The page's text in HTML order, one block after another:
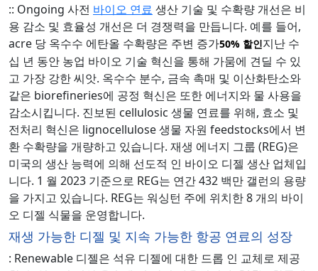
:: Ongoing 사전 바이오 연료 생산 기술 및 수확량 개선은 비
용 감소 및 효율성 개선은 더 경쟁력을 만듭니다. 예를 들어,
acre 당 옥수수 에탄올 수확량은 주변 증가50% 할인지난 수
십 년 동안 농업 바이오 기술 혁신을 통해 가뭄에 견딜 수 있
고 가장 강한 씨앗. 옥수수 분수, 금속 촉매 및 이산화탄소와
같은 biorefineries에 공정 혁신은 또한 에너지와 물 사용을
감소시킵니다. 진보된 cellulosic 생물 연료를 위해, 효소 및
전처리 혁신은 lignocellulose 생물 자원 feedstocks에서 변
환 수확량을 개량하고 있습니다. 재생 에너지 그룹 (REG)은
미국의 생산 능력에 의해 선도적 인 바이오 디젤 생산 업체입
니다. 1 월 2023 기준으로 REG는 연간 432 백만 갤런의 용량
을 가지고 있습니다. REG는 워싱턴 주에 위치한 8 개의 바이
오 디젤 식물을 운영합니다.
재생 가능한 디젤 및 지속 가능한 항공 연료의 성장
: Renewable 디젤은 석유 디젤에 대한 드롭 인 교체로 제공